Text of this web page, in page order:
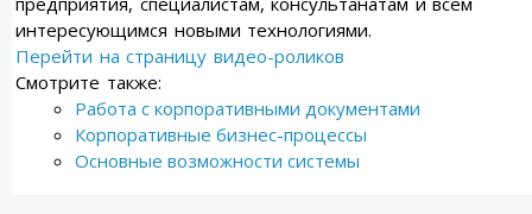
интересующимся новыми технологиями.
Перейти на страницу видео-роликов
Смотрите также:
Работа с корпоративными документами
Корпоративные бизнес-процессы
Основные возможности системы